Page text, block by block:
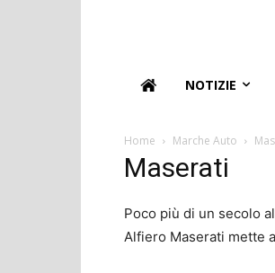
NOTIZIE
Home Marche Auto
Maserati
Poco più di un secolo
Alfiero Maserati mette